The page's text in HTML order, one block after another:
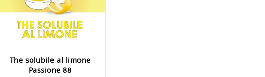
The solubile al limone
Passione 88